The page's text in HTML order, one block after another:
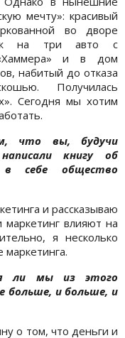
мечту»: красивый
во дворе
на три авто с
и в дом
набитый до отказа
Получилась
Сегодня мы хотим
что вы, будучи
книгу об
себе общество
и рассказываю
влияют на
я несколько
маркетинга.
ли мы из этого
больше, и больше, и
о том, что деньги и